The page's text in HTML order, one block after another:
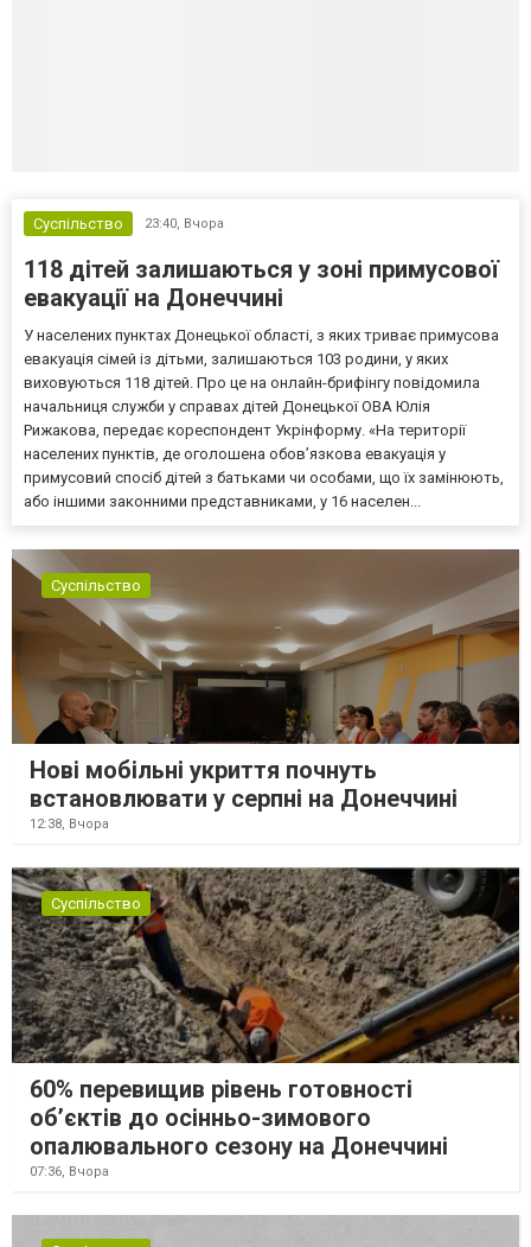
Суспільство 23:40, Вчора
118 дітей залишаються у зоні примусової
евакуації на Донеччині
У населених пунктах Донецької області, з яких триває примусова
евакуація сімей із дітьми, залишаються 103 родини, у яких
виховуються 118 дітей. Про це на онлайн-брифінгу повідомила
начальниця служби у справах дітей Донецької ОВА Юлія
Рижакова, передає кореспондент Укрінформу. «На території
населених пунктів, де оголошена обов’язкова евакуація у
примусовий спосіб дітей з батьками чи особами, що їх замінюють,
або іншими законними представниками, у 16 населен...
Суспільство
Нові мобільні укриття почнуть
встановлювати у серпні на Донеччині
12:38, Вчора
Суспільство
60% перевищив рівень готовності
об’єктів до осінньо-зимового
опалювального сезону на Донеччині
07:36, Вчора